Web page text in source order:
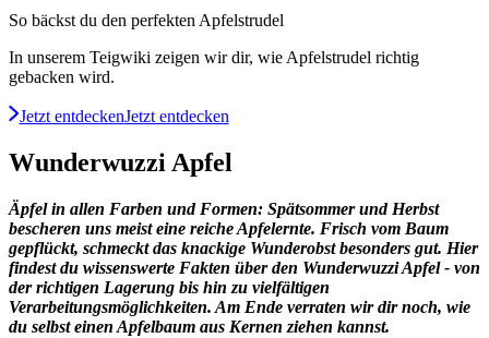
So bäckst du den perfekten Apfelstrudel
In unserem Teigwiki zeigen wir dir, wie Apfelstrudel richtig
gebacken wird.
Jetzt entdeckenJetzt entdecken
Wunderwuzzi Apfel
Äpfel in allen Farben und Formen: Spätsommer und Herbst
bescheren uns meist eine reiche Apfelernte. Frisch vom Baum
gepflückt, schmeckt das knackige Wunderobst besonders gut. Hier
findest du wissenswerte Fakten über den Wunderwuzzi Apfel - von
der richtigen Lagerung bis hin zu vielfältigen
Verarbeitungsmöglichkeiten. Am Ende verraten wir dir noch, wie
du selbst einen Apfelbaum aus Kernen ziehen kannst.